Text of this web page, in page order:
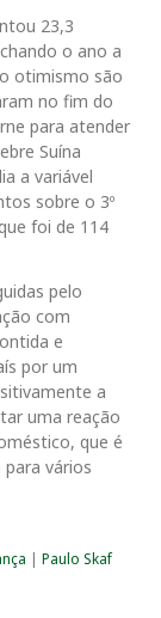
23,3
o ano a
otimismo são
no fim do
para atender
Suína
a variável
sobre o 3º
foi de 114
pelo
com
e
por um
a
uma reação
que é
vários
| Paulo Skaf